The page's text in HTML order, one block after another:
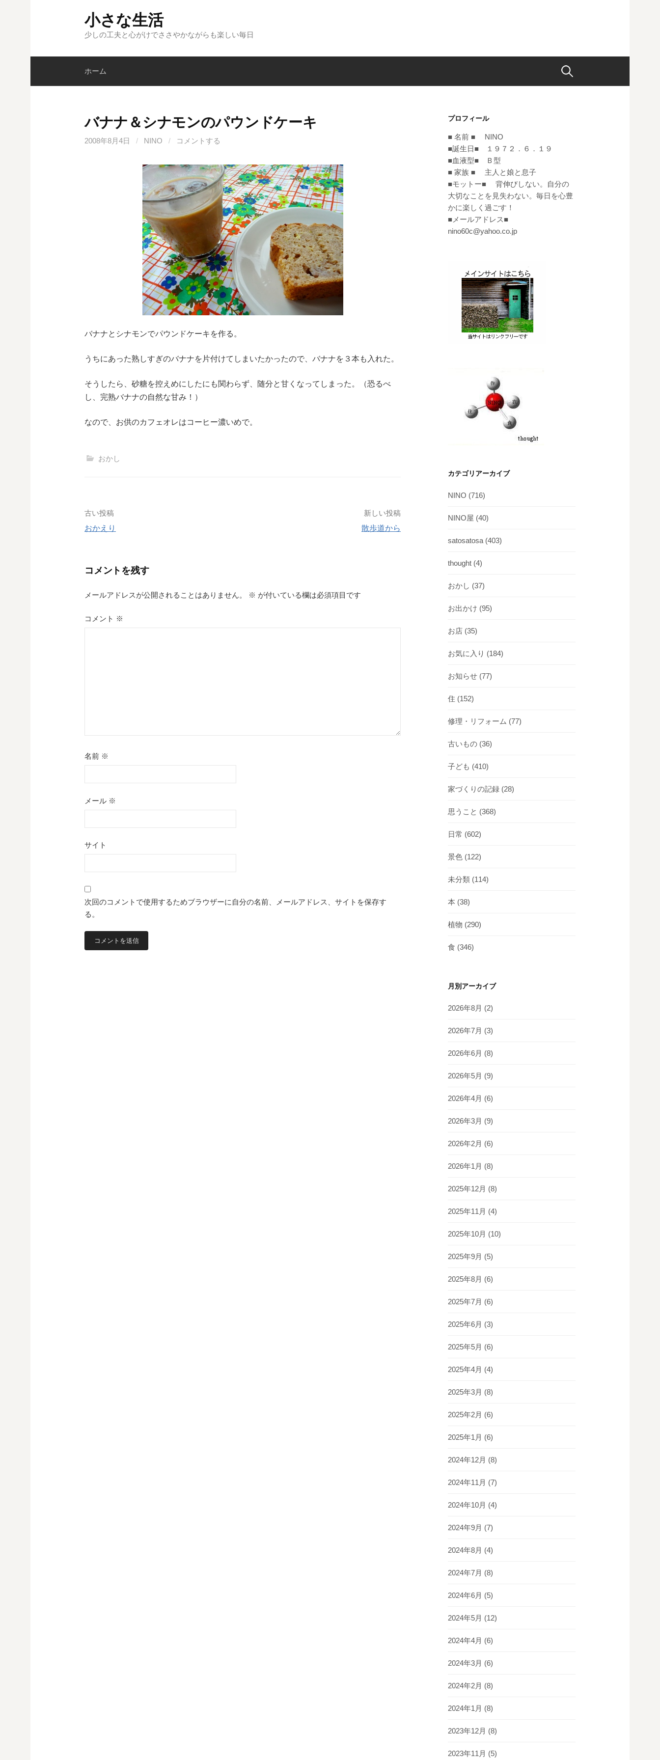
ツ
ス
小さな生活
少しの工夫と心がけでささやかながらも楽しい毎日
ホーム 検
バナナ＆シナモンのパウンドケーキ
2008年8月4日 / NINO / コメントする
バナナとシナモンでパウンドケーキを作る。
うちにあった熟しすぎのバナナを片付けてしまいたかったので、バナナを３本も入れた。
そうしたら、砂糖を控えめにしたにも関わらず、随分と甘くなってしまった。（恐るべ
し、完熟バナナの自然な甘み！）
なので、お供のカフェオレはコーヒー濃いめで。
おかし
投
稿
ビ
ゲ
ー
古い投稿
おかえり
新しい投稿
散歩道から
コメントを残す
メールアドレスが公開されることはありません。 ※ が付いている欄は必須項目です
コメント ※
名前 ※
メール ※
サイト
次回のコメントで使用するためブラウザーに自分の名前、メールアドレス、サイトを保存す
る。
プロフィール
■ 名前 ■ NINO
■誕生日■ １９７２．６．１９
■血液型■ Ｂ型
■ 家族 ■ 主人と娘と息子
■モットー■ 背伸びしない。自分の
大切なことを見失わない。毎日を心豊
かに楽しく過ごす！
■メールアドレス■
nino60c@yahoo.co.jp
カテゴリアーカイブ
NINO (716)
NINO屋 (40)
satosatosa (403)
thought (4)
おかし (37)
お出かけ (95)
お店 (35)
お気に入り (184)
お知らせ (77)
住 (152)
修理・リフォーム (77)
古いもの (36)
子ども (410)
家づくりの記録 (28)
思うこと (368)
日常 (602)
景色 (122)
未分類 (114)
本 (38)
植物 (290)
食 (346)
月別アーカイブ
2026年8月 (2)
2026年7月 (3)
2026年6月 (8)
2026年5月 (9)
2026年4月 (6)
2026年3月 (9)
2026年2月 (6)
2026年1月 (8)
2025年12月 (8)
2025年11月 (4)
2025年10月 (10)
2025年9月 (5)
2025年8月 (6)
2025年7月 (6)
2025年6月 (3)
2025年5月 (6)
2025年4月 (4)
2025年3月 (8)
2025年2月 (6)
2025年1月 (6)
2024年12月 (8)
2024年11月 (7)
2024年10月 (4)
2024年9月 (7)
2024年8月 (4)
2024年7月 (8)
2024年6月 (5)
2024年5月 (12)
2024年4月 (6)
2024年3月 (6)
2024年2月 (8)
2024年1月 (8)
2023年12月 (8)
2023年11月 (5)